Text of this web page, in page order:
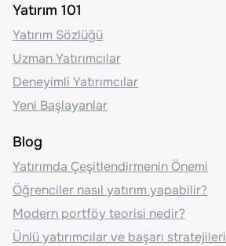
Yatırım 101
Yatırım Sözlüğü
Uzman Yatırımcılar
Deneyimli Yatırımcılar
Yeni Başlayanlar
Blog
Yatırımda Çeşitlendirmenin Önemi
Öğrenciler nasıl yatırım yapabilir?
Modern portföy teorisi nedir?
Ünlü yatırımcılar ve başarı stratejileri